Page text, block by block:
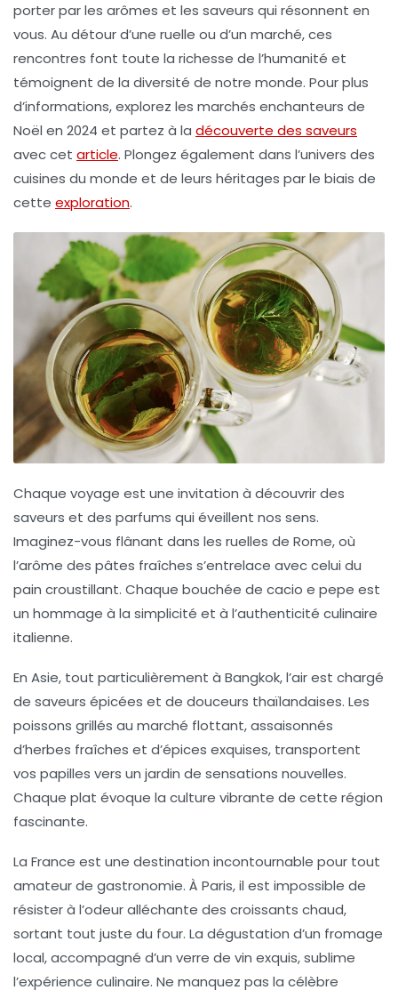
porter par les arômes et les saveurs qui résonnent en
vous. Au détour d’une ruelle ou d’un marché, ces
rencontres font toute la richesse de l’humanité et
témoignent de la diversité de notre monde. Pour plus
d’informations, explorez les marchés enchanteurs de
Noël en 2024 et partez à la découverte des saveurs
avec cet article. Plongez également dans l’univers des
cuisines du monde et de leurs héritages par le biais de
cette exploration.
Chaque voyage est une invitation à découvrir des
saveurs et des parfums qui éveillent nos sens.
Imaginez-vous flânant dans les ruelles de Rome, où
l’arôme des pâtes fraîches s’entrelace avec celui du
pain croustillant. Chaque bouchée de cacio e pepe est
un hommage à la simplicité et à l’authenticité culinaire
italienne.
En Asie, tout particulièrement à Bangkok, l’air est chargé
de saveurs épicées et de douceurs thaïlandaises. Les
poissons grillés au marché flottant, assaisonnés
d’herbes fraîches et d’épices exquises, transportent
vos papilles vers un jardin de sensations nouvelles.
Chaque plat évoque la culture vibrante de cette région
fascinante.
La France est une destination incontournable pour tout
amateur de gastronomie. À Paris, il est impossible de
résister à l’odeur alléchante des croissants chaud,
sortant tout juste du four. La dégustation d’un fromage
local, accompagné d’un verre de vin exquis, sublime
l’expérience culinaire. Ne manquez pas la célèbre